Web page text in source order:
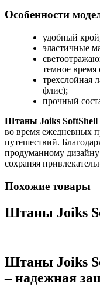
Особенности
удобный
эластичные
темное время
трехслойная
флис);
прочный
Штаны Joiks SoftShell
во время ежедневных
путешествий.
продуманному
сохраняя
Похожие товары
Штаны Joiks
Штаны Joiks
– надежная